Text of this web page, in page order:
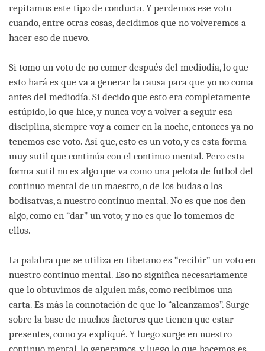
repitamos este tipo de conducta. Y perdemos ese voto
cuando, entre otras cosas, decidimos que no volveremos a
hacer eso de nuevo.
Si tomo un voto de no comer después del mediodía, lo que
esto hará es que va a generar la causa para que yo no coma
antes del mediodía. Si decido que esto era completamente
estúpido, lo que hice, y nunca voy a volver a seguir esa
disciplina, siempre voy a comer en la noche, entonces ya no
tenemos ese voto. Así que, esto es un voto, y es esta forma
muy sutil que continúa con el continuo mental. Pero esta
forma sutil no es algo que va como una pelota de futbol del
continuo mental de un maestro, o de los budas o los
bodisatvas, a nuestro continuo mental. No es que nos den
algo, como en “dar” un voto; y no es que lo tomemos de
ellos.
La palabra que se utiliza en tibetano es “recibir” un voto en
nuestro continuo mental. Eso no significa necesariamente
que lo obtuvimos de alguien más, como recibimos una
carta. Es más la connotación de que lo “alcanzamos”. Surge
sobre la base de muchos factores que tienen que estar
presentes, como ya expliqué. Y luego surge en nuestro